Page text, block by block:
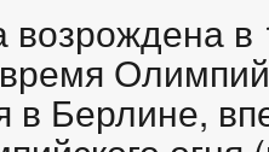
в
в Берлине,